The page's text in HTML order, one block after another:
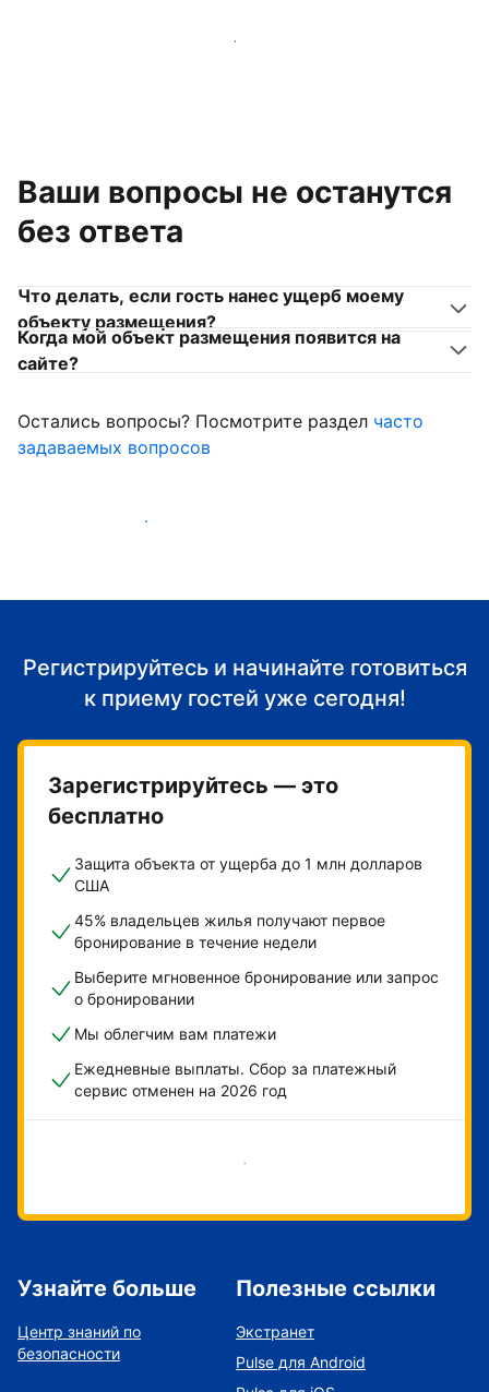
Присоединиться к другим владельцам жилья
Ваши вопросы не останутся
без ответа
Что делать, если гость нанес ущерб моему
объекту размещения?
Когда мой объект размещения появится на
сайте?
Остались вопросы? Посмотрите раздел часто
задаваемых вопросов
Начать принимать гостей
Регистрируйтесь и начинайте готовиться
к приему гостей уже сегодня!
Зарегистрируйтесь — это
бесплатно
Защита объекта от ущерба до 1 млн долларов
США
45% владельцев жилья получают первое
бронирование в течение недели
Выберите мгновенное бронирование или запрос
о бронировании
Мы облегчим вам платежи
Ежедневные выплаты. Сбор за платежный
сервис отменен на 2026 год
Начать
Узнайте больше
Центр знаний по
безопасности
Полезные ссылки
Экстранет
Pulse для Android